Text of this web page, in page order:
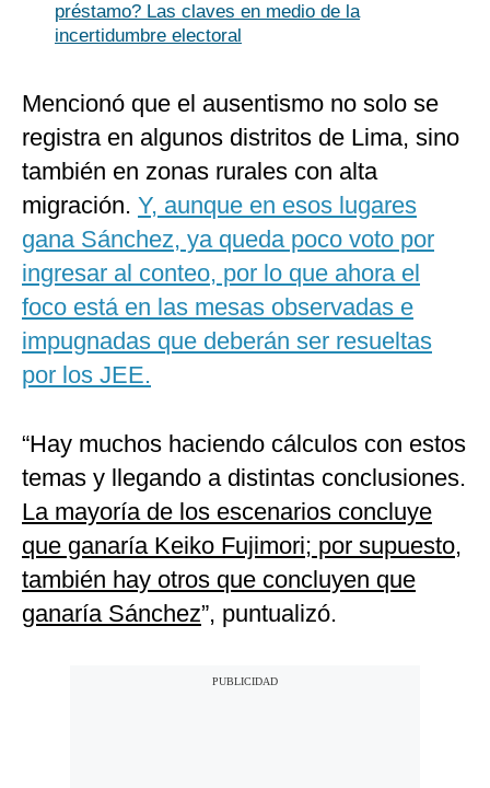
préstamo? Las claves en medio de la
incertidumbre electoral
Mencionó que el ausentismo no solo se
registra en algunos distritos de Lima, sino
también en zonas rurales con alta
migración. Y, aunque en esos lugares
gana Sánchez, ya queda poco voto por
ingresar al conteo, por lo que ahora el
foco está en las mesas observadas e
impugnadas que deberán ser resueltas
por los JEE.
“Hay muchos haciendo cálculos con estos
temas y llegando a distintas conclusiones.
La mayoría de los escenarios concluye
que ganaría Keiko Fujimori; por supuesto,
también hay otros que concluyen que
ganaría Sánchez”, puntualizó.